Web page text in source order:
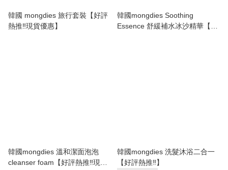
韓國 mongdies 旅行套裝【好評
熱推‼️現貨優惠】
韓國mongdies Soothing
Essence 舒緩補水冰沙精華【好
韓國mongdies 溫和潔面泡泡
cleanser foam【好評熱推‼️現貨
韓國mongdies 洗髮沐浴二合一
【好評熱推‼️】